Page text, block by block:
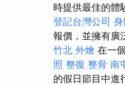
時提供最佳的體
登記台灣公司
報價，並擁有廣
竹北 外燴 在一
照 整復 整骨 南
的假日節目中進